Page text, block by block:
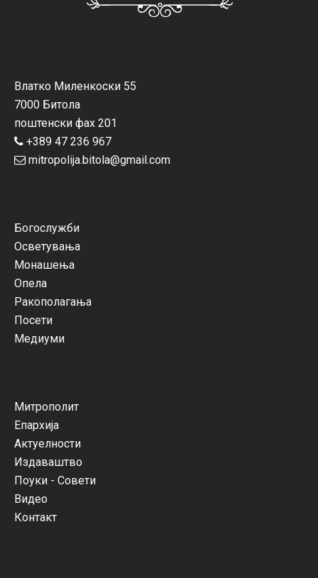
Влатко Миленкоски 55
7000 Битола
поштенски фах 201
+389 47 236 967
mitropolija.bitola@gmail.com
Богослужби
Осветувања
Монашења
Опела
Ракополагања
Посети
Медиуми
Митрополит
Епархија
Актуелности
Издаваштво
Поуки - Совети
Видео
Контакт